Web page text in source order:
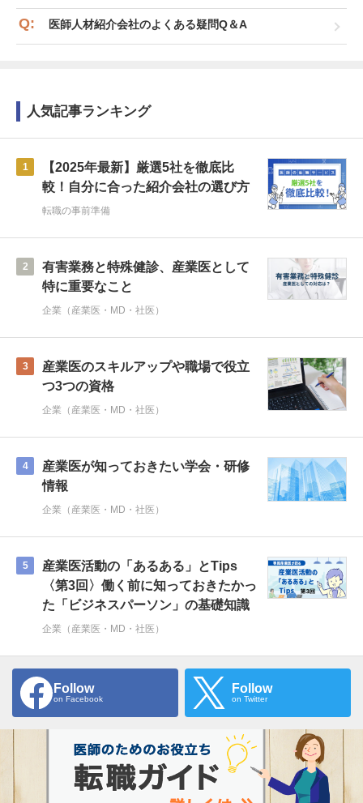
医師人材紹介会社のよくある疑問Q＆A
人気記事ランキング
1
【2025年最新】厳選5社を徹底比
較！自分に合った紹介会社の選び方
転職の事前準備
2
有害業務と特殊健診、産業医として
特に重要なこと
企業（産業医・MD・社医）
3
産業医のスキルアップや職場で役立
つ3つの資格
企業（産業医・MD・社医）
4
産業医が知っておきたい学会・研修
情報
企業（産業医・MD・社医）
5
産業医活動の「あるある」とTips
〈第3回〉働く前に知っておきたかっ
た「ビジネスパーソン」の基礎知識
企業（産業医・MD・社医）
Follow
on Facebook
Follow
on Twitter